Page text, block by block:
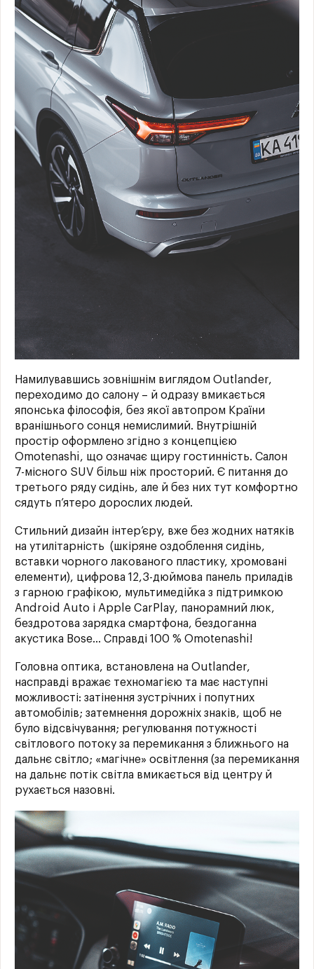
Намилувавшись зовнішнім виглядом Outlander,
переходимо до салону – й одразу вмикається
японська філософія, без якої автопром Країни
вранішнього сонця немислимий. Внутрішній
простір оформлено згідно з концепцією
Omotenashi, що означає щиру гостинність. Салон
7-місного SUV більш ніж просторий. Є питання до
третього ряду сидінь, але й без них тут комфортно
сядуть п’ятеро дорослих людей.
Стильний дизайн інтер’єру, вже без жодних натяків
на утилітарність (шкіряне оздоблення сидінь,
вставки чорного лакованого пластику, хромовані
елементи), цифрова 12,3-дюймова панель приладів
з гарною графікою, мультимедійка з підтримкою
Android Auto і Apple CarPlay, панорамний люк,
бездротова зарядка смартфона, бездоганна
акустика Bose... Справді 100 % Omotenashi!
Головна оптика, встановлена на Outlander,
насправді вражає техномагією та має наступні
можливості: затінення зустрічних і попутних
автомобілів; затемнення дорожніх знаків, щоб не
було відсвічування; регулювання потужності
світлового потоку за перемикання з ближнього на
дальнє світло; «магічне» освітлення (за перемикання
на дальнє потік світла вмикається від центру й
рухається назовні.